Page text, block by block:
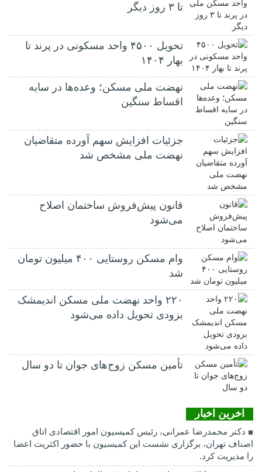
تا ۳ روز دیگر
تحویل ۴۵۰۰ واحد مسکونی در پرند تا
بهار ۱۴۰۴
نهضت ملی مسکن؛ وعده‌ها در سایه
اقساط سنگین
جزئیات افزایش سهم آورده متقاضیان
نهضت ملی مشخص شد
قانون پیش‌فروش ساختمان اصلاح
می‌شود
وام مسکن روستایی ۴۰۰ میلیون تومان
شد
۲۲۰ واحد نهضت ملی مسکن اندیمشک
بزودی تحویل داده می‌شود
تأمین مسکن زوج‌های جوان تا دو سال
اخرین اخبار
دکتر محمدرضا عمرانی، رئیس کمیسیون امور اقتصادی اتاق
اصناف تهران، برگزاری نشست این کمیسیون با حضور اکثریت اعضا
را مدیریت کرد.